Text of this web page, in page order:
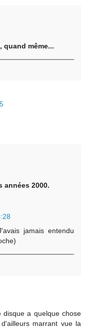
même...
années 2000.
jamais entendu
a quelque chose
marrant vue la